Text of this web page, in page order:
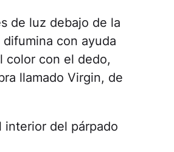
de luz debajo de la
con ayuda
color con el dedo,
llamado Virgin, de
interior del párpado